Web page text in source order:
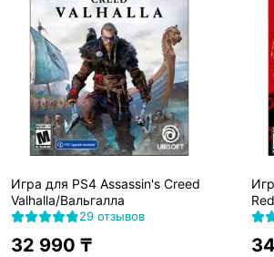
Игра для PS4 Assassin's Creed
Valhalla/Вальгалла
29 отзывов
32 990 ₸